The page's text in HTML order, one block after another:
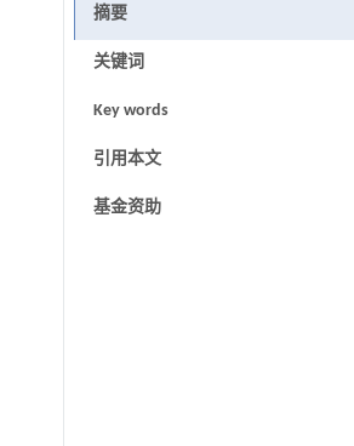
摘要
关键词
Key words
引用本文
基金资助